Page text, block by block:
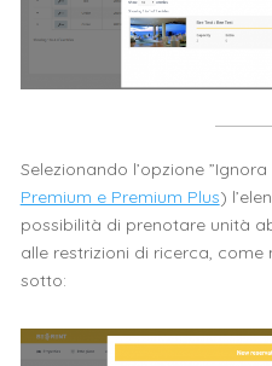
Selezionando l’opzione
Premium e Premium Plus)
possibilità di prenotare unità
alle restrizioni di ricerca, come
sotto: